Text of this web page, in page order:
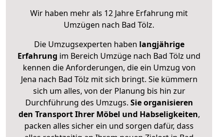
Wir haben mehr als 12 Jahre Erfahrung mit
Umzügen nach Bad Tölz.
Die Umzugsexperten haben langjährige
Erfahrung im Bereich Umzüge nach Bad Tölz und
kennen die Anforderungen, die ein Umzug von
Jena nach Bad Tölz mit sich bringt. Sie kümmern
sich um alles, von der Planung bis hin zur
Durchführung des Umzugs. Sie organisieren
den Transport Ihrer Möbel und Habseligkeiten,
packen alles sicher ein und sorgen dafür, dass